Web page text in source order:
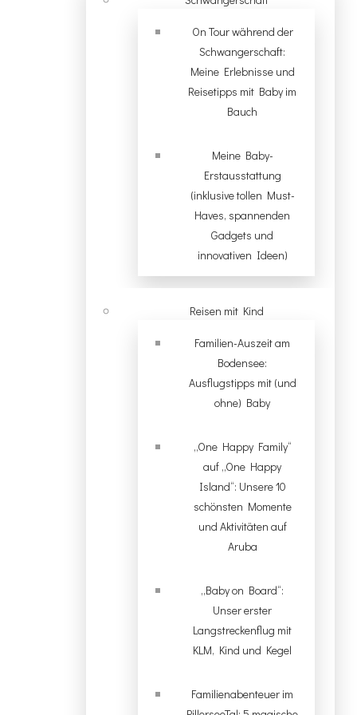
On Tour während der
Schwangerschaft:
Meine Erlebnisse und
Reisetipps mit Baby im
Bauch
Meine Baby-
Erstausstattung
(inklusive tollen Must-
Haves, spannenden
Gadgets und
innovativen Ideen)
Reisen mit Kind
Familien-Auszeit am
Bodensee:
Ausflugstipps mit (und
ohne) Baby
„One Happy Family“
auf „One Happy
Island“: Unsere 10
schönsten Momente
und Aktivitäten auf
Aruba
„Baby on Board“:
Unser erster
Langstreckenflug mit
KLM, Kind und Kegel
Familienabenteuer im